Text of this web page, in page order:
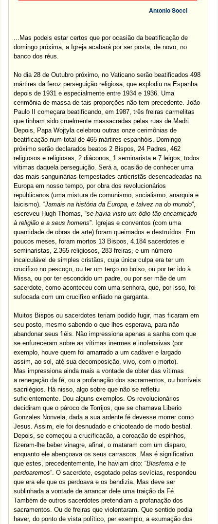
Antonio Socci
...Mas podeis estar certos que por ocasião da beatificação de
domingo próxima, a Igreja acabará por ser posta, de novo, no
banco dos réus.
No dia 28 de Outubro próximo, no Vaticano serão beatificados 498
mártires da feroz perseguição religiosa, que explodiu na Espanha
depois de 1931 e especialmente entre 1934 e 1936. Uma
cerimônia de massa de tais proporções não tem precedente. João
Paulo II começara beatificando, em 1987, três freiras carmelitas
que tinham sido cruelmente massacradas pelas ruas de Madri.
Depois, Papa Wojtyla celebrou outras onze cerimônias de
beatificação num total de 465 mártires espanhóis. Domingo
próximo serão declarados beatos 2 Bispos, 24 Padres, 462
religiosos e religiosas, 2 diáconos, 1 seminarista e 7 leigos, todos
vítimas daquela perseguição. Será a, ocasião de conhecer uma
das mais sanguinárias tempestades anticristãs desencadeadas na
Europa em nosso tempo, por obra dos revolucionários
republicanos (uma mistura de comunismo, socialismo, anarquia e
laicismo). “Jamais na história da Europa, e talvez na do mundo”,
escreveu Hugh Thomas, “se havia visto um ódio tão encarniçado
à religião e a seus homens”. Igrejas e conventos (com uma
quantidade de obras de arte) foram queimados e destruídos. Em
poucos meses, foram mortos 13 Bispos, 4.184 sacerdotes e
seminaristas, 2.365 religiosos, 283 freiras, e um número
incalculável de simples cristãos, cuja única culpa era ter um
crucifixo no pescoço, ou ter um terço no bolso, ou por ter ido à
Missa, ou por ter escondido um padre, ou por ser mãe de um
sacerdote, como aconteceu com uma senhora, que, por isso, foi
sufocada com um crucifixo enfiado na garganta.
Muitos Bispos ou sacerdotes teriam podido fugir, mas ficaram em
seu posto, mesmo sabendo o que lhes esperava, para não
abandonar seus fiéis. Não impressiona apenas a sanha com que
se enfureceram sobre as vítimas inermes e inofensivas (por
exemplo, houve quem foi amarrado a um cadáver e largado
assim, ao sol, até sua decomposição, vivo, com o morto).
Mas impressiona ainda mais a vontade de obter das vítimas
a renegação da fé, ou a profanação dos sacramentos, ou horríveis
sacrilégios. Há nisso, algo sobre que não se refletiu
suficientemente. Dou alguns exemplos. Os revolucionários
decidiram que o pároco de Torrijos, que se chamava Liberio
Gonzales Nonvela, dada a sua ardente fé devesse morrer como
Jesus. Assim, ele foi desnudado e chicoteado de modo bestial.
Depois, se começou a crucificação, a coroação de espinhos,
fizeram-lhe beber vinagre, afinal, o mataram com um disparo,
enquanto ele abençoava os seus carrascos. Mas é significativo
que estes, precedentemente, lhe haviam dito: “Blasfema e te
perdoaremos”. O sacerdote, esgotado pelas sevícias, respondeu
que era ele que os perdoava e os bendizia. Mas deve ser
sublinhada a vontade de arrancar dele uma traição da Fé.
Também de outros sacerdotes pretendiam a profanação dos
sacramentos. Ou de freiras que violentaram. Que sentido podia
haver, do ponto de vista político, per exemplo, a exumação dos